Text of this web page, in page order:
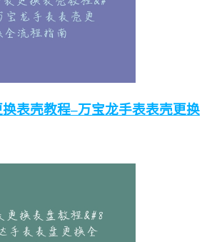
表壳教程–万宝龙手表表壳更换